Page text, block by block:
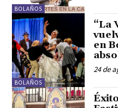
BOLAÑOS
BOLAÑOS
“La
en
24 de